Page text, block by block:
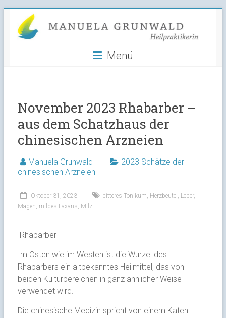
content
Manuela
Grunwald
Menü
November 2023 Rhabarber –
aus dem Schatzhaus der
chinesischen Arzneien
Manuela Grunwald
2023 Schätze der
chinesischen Arzneien
Oktober 31, 2023 bitteres Tonikum Herzbeutel Leber,
Magen mildes Laxans Milz
Rhabarber
Im Osten wie im Westen ist die Wurzel des
Rhabarbers ein altbekanntes Heilmittel, das von
beiden Kulturbereichen in ganz ähnlicher Weise
verwendet wird.
Die chinesische Medizin spricht von einem Katen